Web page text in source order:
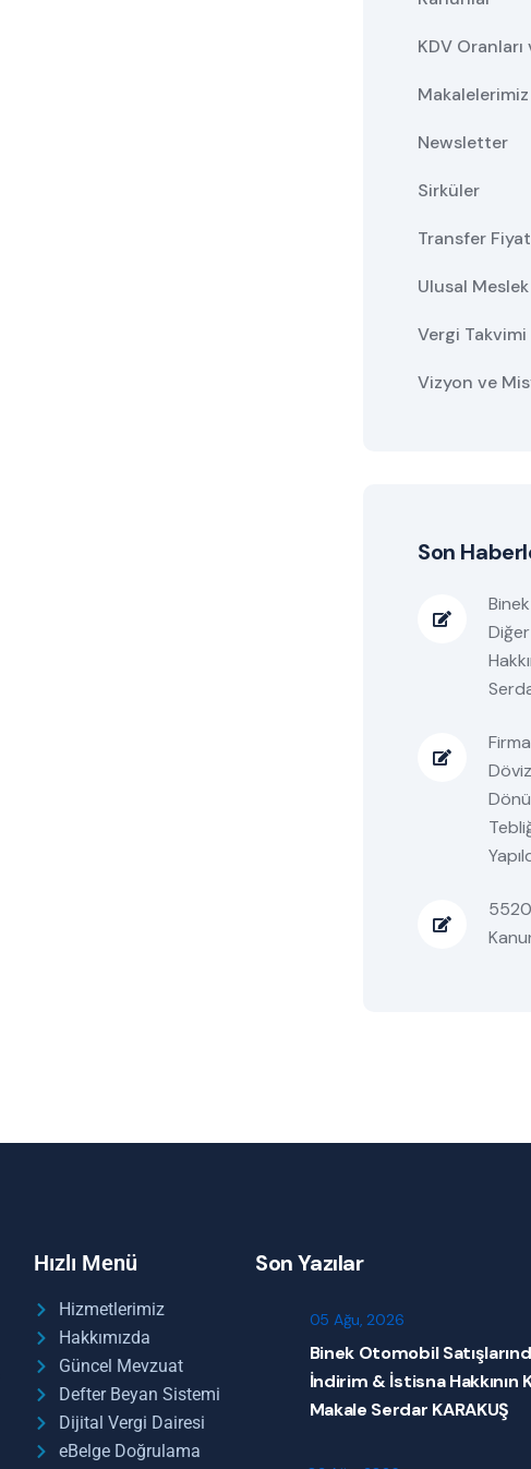
KDV
Makalelerimiz
Newsletter
Sirküler
Transfer
Ulusal
Vergi Takvimi
Vizyon ve
Son
5520
Hızlı Menü
Hizmetlerimiz
Hakkımızda
Güncel Mevzuat
Defter Beyan Sistemi
Dijital Vergi Dairesi
eBelge Doğrulama
Son Yazılar
05 Ağu, 2026
Binek Otomobil
İndirim & İstisna Hakkının
Makale Serdar KARAKUŞ